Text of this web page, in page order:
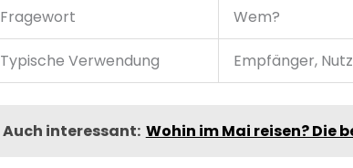
Fragewort Wem?
Typische Verwendung Empfänger,
Auch interessant: Wohin im Mai reisen? Die